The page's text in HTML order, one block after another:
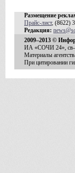
Размещение
Прайс-лист, (8622)
Редакция:
2009–2013 ©
ИА «СОЧИ 24»,
Материалы
При цитировании